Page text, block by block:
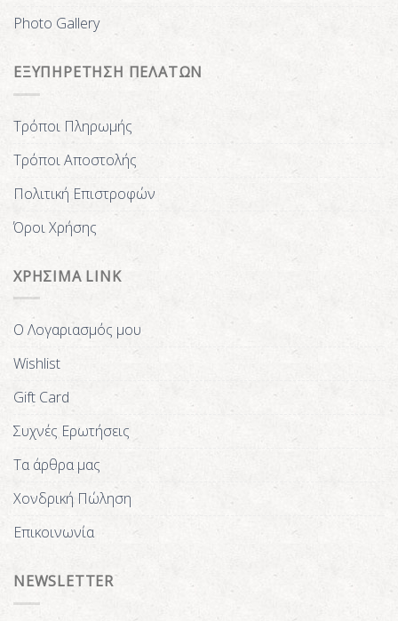
Photo Gallery
ΕΞΥΠΗΡΕΤΗΣΗ ΠΕΛΑΤΩΝ
Τρόποι Πληρωμής
Τρόποι Αποστολής
Πολιτική Επιστροφών
Όροι Χρήσης
ΧΡΗΣΙΜΑ LINK
Ο Λογαριασμός μου
Wishlist
Gift Card
Συχνές Ερωτήσεις
Τα άρθρα μας
Χονδρική Πώληση
Επικοινωνία
NEWSLETTER